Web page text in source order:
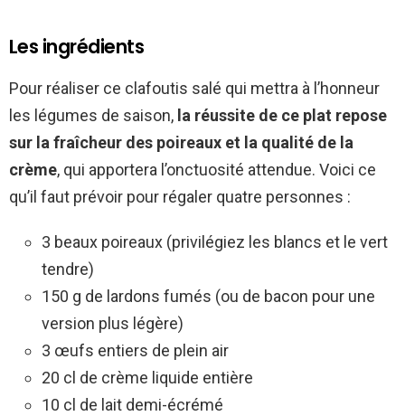
Les ingrédients
Pour réaliser ce clafoutis salé qui mettra à l’honneur
les légumes de saison, la réussite de ce plat repose
sur la fraîcheur des poireaux et la qualité de la
crème, qui apportera l’onctuosité attendue. Voici ce
qu’il faut prévoir pour régaler quatre personnes :
3 beaux poireaux (privilégiez les blancs et le vert
tendre)
150 g de lardons fumés (ou de bacon pour une
version plus légère)
3 œufs entiers de plein air
20 cl de crème liquide entière
10 cl de lait demi-écrémé